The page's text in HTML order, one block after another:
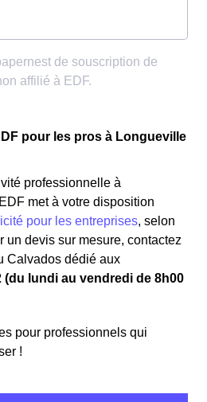
pour les pros à Longueville
professionnelle à
met à votre disposition
pour les entreprises, selon
un devis sur mesure, contactez
Calvados dédié aux
(du lundi au vendredi de 8h00
pour professionnels qui
!